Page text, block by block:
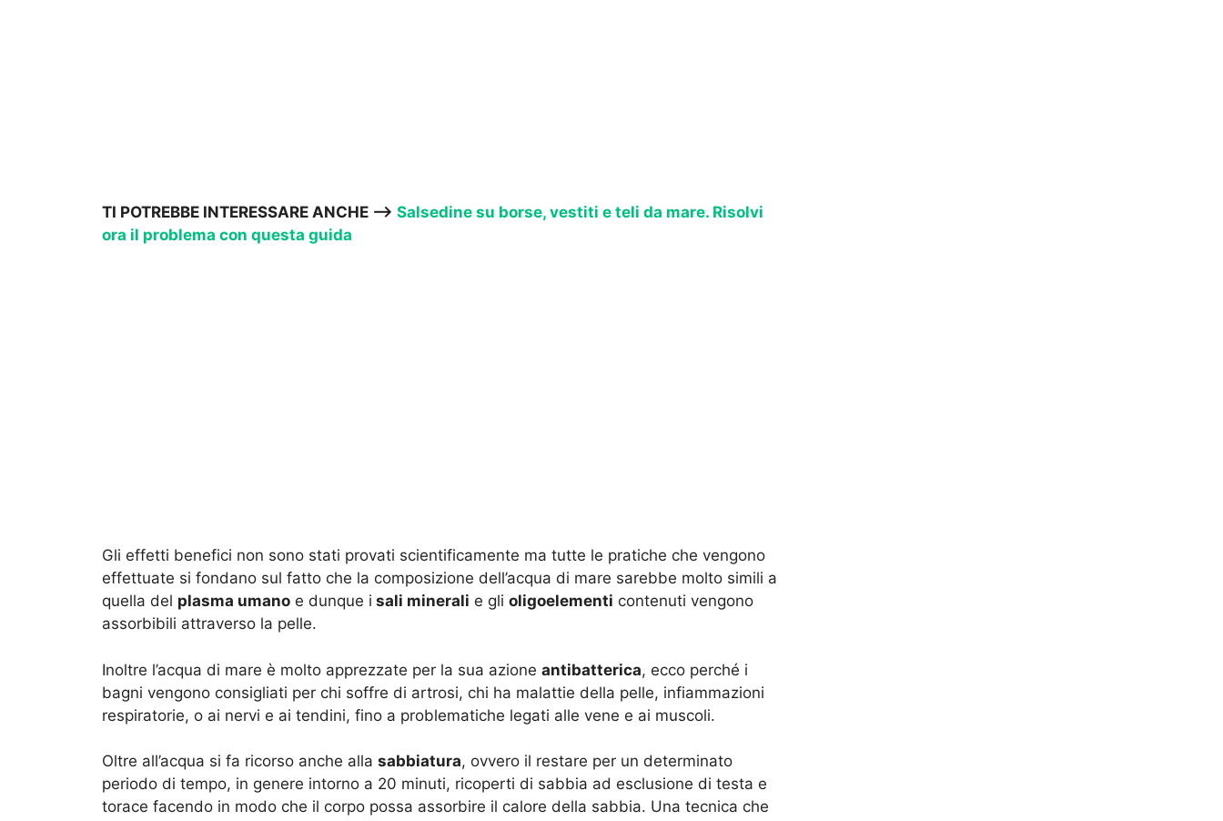
TI POTREBBE INTERESSARE ANCHE –> Salsedine su borse, vestiti e teli da mare. Risolvi
ora il problema con questa guida
Gli effetti benefici non sono stati provati scientificamente ma tutte le pratiche che vengono
effettuate si fondano sul fatto che la composizione dell’acqua di mare sarebbe molto simili a
quella del plasma umano e dunque i sali minerali e gli oligoelementi contenuti vengono
assorbibili attraverso la pelle.
Inoltre l’acqua di mare è molto apprezzate per la sua azione antibatterica, ecco perché i
bagni vengono consigliati per chi soffre di artrosi, chi ha malattie della pelle, infiammazioni
respiratorie, o ai nervi e ai tendini, fino a problematiche legati alle vene e ai muscoli.
Oltre all’acqua si fa ricorso anche alla sabbiatura, ovvero il restare per un determinato
periodo di tempo, in genere intorno a 20 minuti, ricoperti di sabbia ad esclusione di testa e
torace facendo in modo che il corpo possa assorbire il calore della sabbia. Una tecnica che